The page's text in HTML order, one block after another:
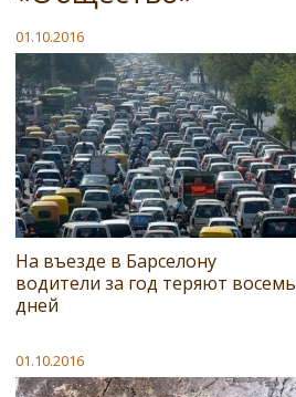
01.10.2016
На въезде в Барселону
водители за год теряют восемь
дней
01.10.2016